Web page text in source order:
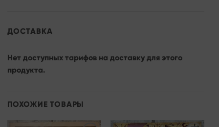
ДОСТАВКА
Нет доступных тарифов на доставку для этого
продукта.
ПОХОЖИЕ ТОВАРЫ